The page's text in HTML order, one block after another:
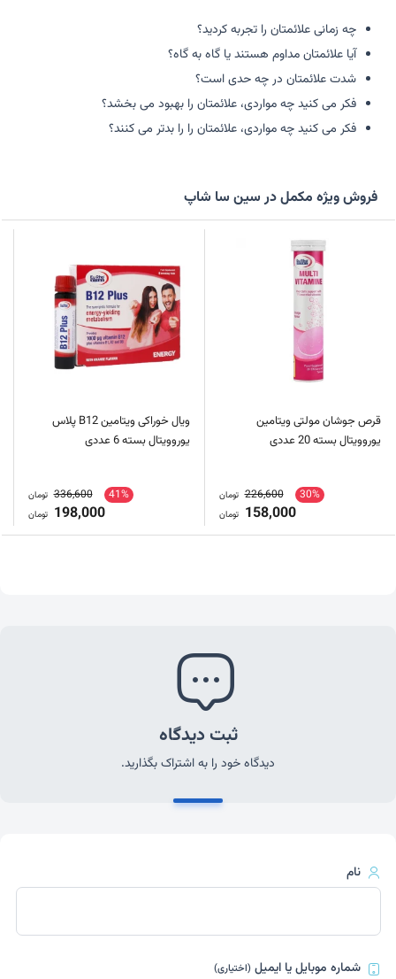
چه زمانی علائمتان را تجربه کردید؟
آیا علائمتان مداوم هستند یا گاه به گاه؟
شدت علائمتان در چه حدی است؟
فکر می کنید چه مواردی، علائمتان را بهبود می بخشد؟
فکر می کنید چه مواردی، علائمتان را را بدتر می کنند؟
فروش ویژه مکمل در سین سا شاپ
قرص جوشان مولتی ویتامین
یوروویتال بسته 20 عددی
30%
226,600 تومان
158,000 تومان
ویال خوراکی ویتامین B12 پلاس
یوروویتال بسته 6 عددی
41%
336,600 تومان
198,000 تومان
ثبت دیدگاه
دیدگاه خود را به اشتراک بگذارید.
نام
شماره موبایل یا ایمیل(اختیاری)